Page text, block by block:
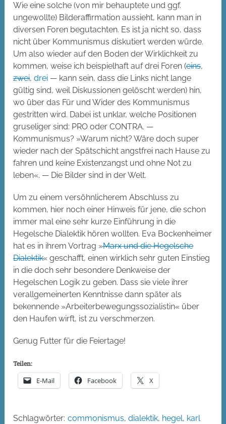
Wie eine solche (von mir behauptete und ggf.
ungewollte) Bilderaffirmation aussieht, kann man in
diversen Foren begutachten. Es ist ja nicht so, dass
nicht über Kommunismus diskutiert werden würde.
Um also wieder auf den Boden der Wirklichkeit zu
kommen, weise ich beispielhaft auf drei Foren (eins,
zwei,drei — kann sein, dass die Links nicht lange
gültig sind, weil Diskussionen gelöscht werden) hin,
wo über das Für und Wider des Kommunismus
gestritten wird. Dabei ist unklar, welche Positionen
gruseliger sind: PRO oder CONTRA. —
Kommunismus? »Warum nicht? Wäre doch super
wieder nach der Spätschicht angstfrei nach Hause zu
fahren und keine Existenzangst und ohne Not zu
leben«. — Die Bilder sind in der Welt.
Um zu einem versöhnlicherem Abschluss zu
kommen, hier noch einer Hinweis für jene, die schon
immer mal eine sehr kurze Einführung in die
Hegelsche Dialektik hören wollten. Eva Bockenheimer
hat es in ihrem Vortrag »Marx und die Hegelsche
Dialektik« geschafft, einen wirklich sehr guten Einstieg
in die doch sehr besondere Denkweise der
Hegelschen Logik zu geben. Dass sie viele ihrer
verallgemeinerten Kenntnisse dann später als
bekennende »Arbeiterbewegungssozialistin« über
den Haufen wirft, ist zu verschmerzen.
Genug Futter für die Feiertage!
Teilen:
E-Mail Facebook X
Schlagwörter: commonismus,dialektik, hegel, karl